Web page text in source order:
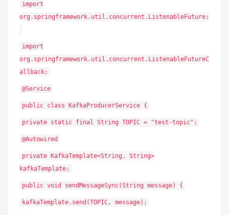
import
org.springframework.util.concurrent.ListenableFuture;
import
org.springframework.util.concurrent.ListenableFutureC
allback;
@Service
public class KafkaProducerService {
private static final String TOPIC = "test-topic";
@Autowired
private KafkaTemplate<String, String>
kafkaTemplate;
public void sendMessageSync(String message) {
kafkaTemplate.send(TOPIC, message);